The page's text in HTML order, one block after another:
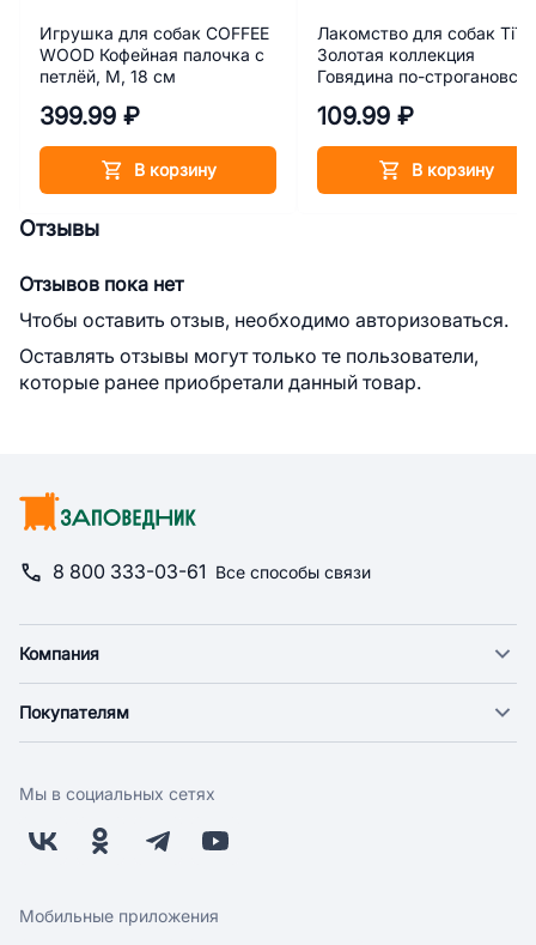
Игрушка для собак COFFEE
WOOD Кофейная палочка с
петлёй, M, 18 см
399.99 ₽
В корзину
Лакомство для собак
Золотая коллекция
Говядина по-
109.99 ₽
В корзину
Отзывы
Отзывов пока нет
Чтобы оставить отзыв, необходимо авторизоваться.
Оставлять отзывы могут только те пользователи,
которые ранее приобретали данный товар.
8 800 333-03-61 Все способы связи
Компания
Новости
Поставщикам
Заводчикам
Обратная связь
Покупателям
Оплата
Бонусная программа
Скидки и акции
Мы в социальных сетях
Мобильные приложения